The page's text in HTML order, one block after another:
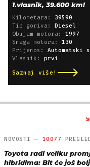
1.vlasnik, 39.600 km!
Kilometara: 39590
Tip goriva: Diesel
Obujam motora: 1997
Snaga motora: 130
Prijenos: Automatski
Vlasnik: prvi
Saznaj više!
NOVOSTI — 10077
Toyota radi veliku
hibridima: Bit će još